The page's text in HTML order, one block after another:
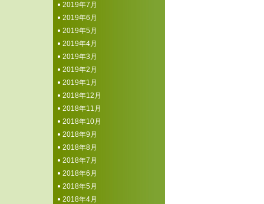
2019年7月
2019年6月
2019年5月
2019年4月
2019年3月
2019年2月
2019年1月
2018年12月
2018年11月
2018年10月
2018年9月
2018年8月
2018年7月
2018年6月
2018年5月
2018年4月